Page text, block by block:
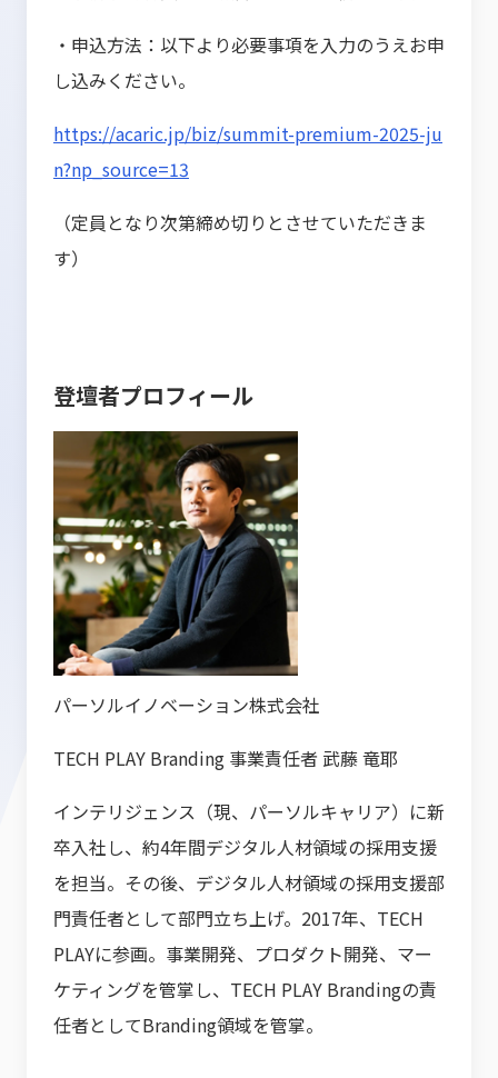
・申込方法：以下より必要事項を入力のうえお申
し込みください。
https://acaric.jp/biz/summit-premium-2025-ju
n?np_source=13
（定員となり次第締め切りとさせていただきま
す）
登壇者プロフィール
パーソルイノベーション株式会社
TECH PLAY Branding 事業責任者 武藤 竜耶
インテリジェンス（現、パーソルキャリア）に新
卒入社し、約4年間デジタル人材領域の採用支援
を担当。その後、デジタル人材領域の採用支援部
門責任者として部門立ち上げ。2017年、TECH
PLAYに参画。事業開発、プロダクト開発、マー
ケティングを管掌し、TECH PLAY Brandingの責
任者としてBranding領域を管掌。